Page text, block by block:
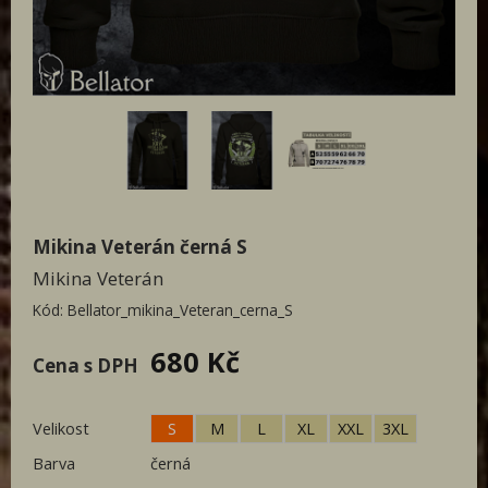
Designovky od Bellatoru
Týmová trika
Pánská
Mikina Veterán černá S
Mikina Veterán
Kód: Bellator_mikina_Veteran_cerna_S
Cena s DPH 680 Kč
Velikost S M L XL XXL
3XL
Barva
černá